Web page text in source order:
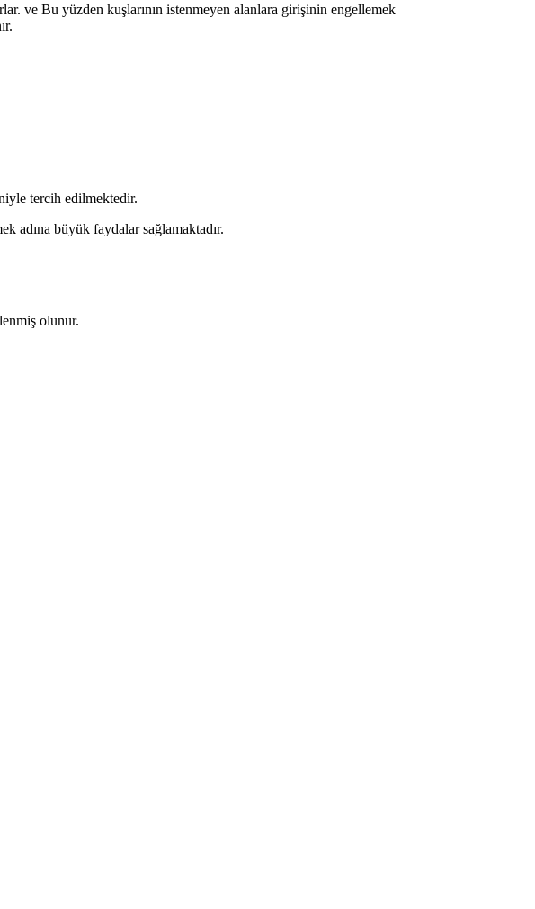
ve Bu yüzden kuşlarının istenmeyen alanlara girişinin engellemek
tercih edilmektedir.
adına büyük faydalar sağlamaktadır.
olunur.